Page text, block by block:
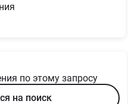
по этому запросу
на поиск